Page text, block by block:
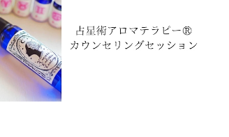
術アロマテラピー®︎カウンセリングセッシ
ョン
¥10,000